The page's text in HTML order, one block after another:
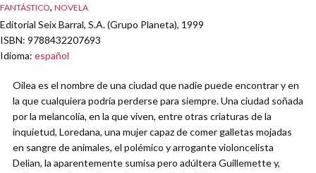
FANTÁSTICO, NOVELA
Editorial Seix Barral, S.A. (Grupo Planeta), 1999
ISBN: 9788432207693
Idioma: español
Oilea es el nombre de una ciudad que nadie puede encontrar y en
la que cualquiera podría perderse para siempre. Una ciudad soñada
por la melancolía, en la que viven, entre otras criaturas de la
inquietud, Loredana, una mujer capaz de comer galletas mojadas
en sangre de animales, el polémico y arrogante violoncelista
Delian, la aparentemente sumisa pero adúltera Guillemette y,